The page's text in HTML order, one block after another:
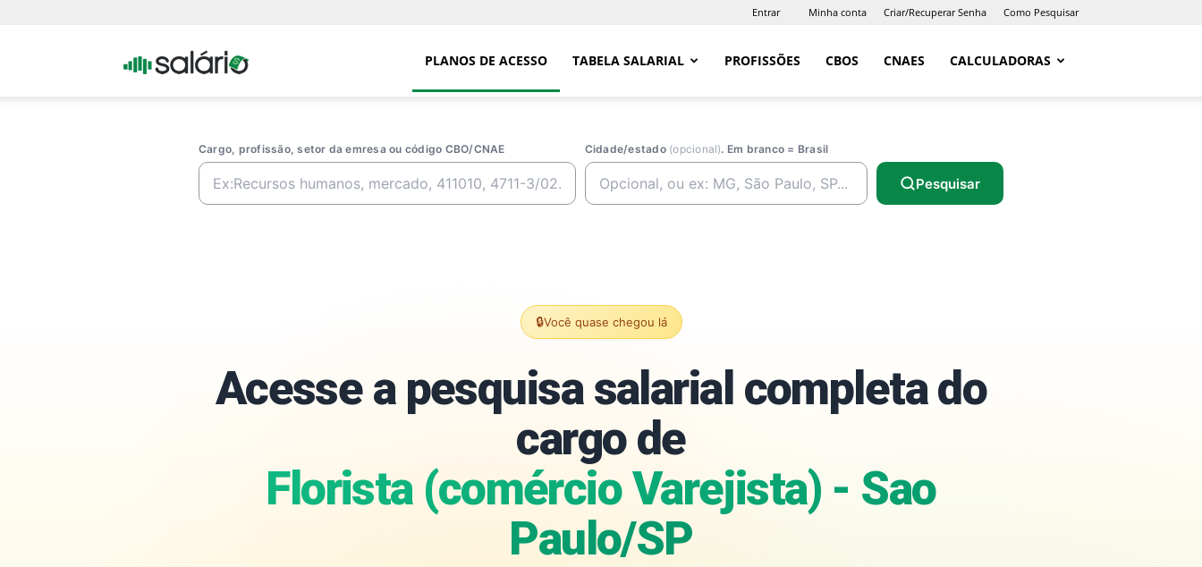
Entrar Minha conta Criar/Recuperar Senha Como Pesquisar
Portal PLANOS DE ACESSO TABELA SALARIAL PROFISSÕES CBOS CNAES CALCULADORAS
Cargo, profissão, setor da emresa ou código CBO/CNAE Cidade/estado (opcional). Em branco = Brasil
Pesquisar
🔒Você quase chegou lá
Acesse a pesquisa salarial completa do
cargo de
Florista (comércio Varejista) - Sao
Paulo/SP